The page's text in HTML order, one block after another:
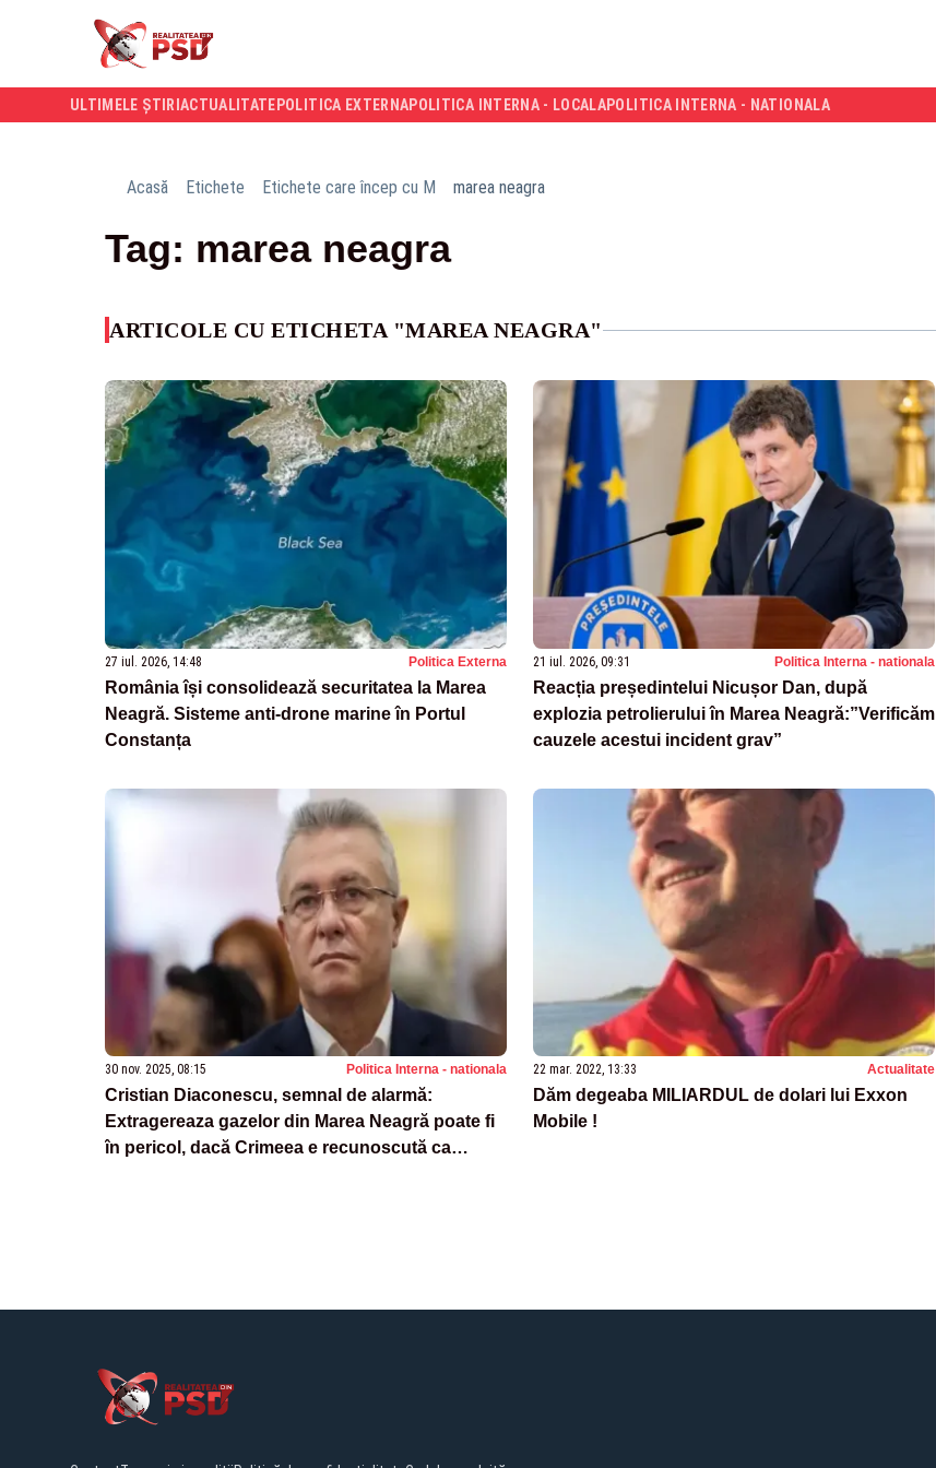
ULTIMELE ȘTIRI ACTUALITATE POLITICA EXTERNAPOLITICA INTERNA - LOCALAPOLITICA INTERNA - NATIONALA
Acasă Etichete Etichete care încep cu M marea neagra
Tag: marea neagra
ARTICOLE CU ETICHETA "MAREA NEAGRA"
27 iul. 2026, 14:48 Politica Externa
România își consolidează securitatea la Marea
Neagră. Sisteme anti-drone marine în Portul
Constanța
21 iul. 2026, 09:31 Politica Interna - nationala
Reacția președintelui Nicușor Dan, după
explozia petrolierului în Marea Neagră:”Verificăm
cauzele acestui incident grav”
30 nov. 2025, 08:15 Politica Interna - nationala
Cristian Diaconescu, semnal de alarmă:
Extragereaza gazelor din Marea Neagră poate fi
în pericol, dacă Crimeea e recunoscută ca
22 mar. 2022, 13:33 Actualitate
Dăm degeaba MILIARDUL de dolari lui Exxon
Mobile !